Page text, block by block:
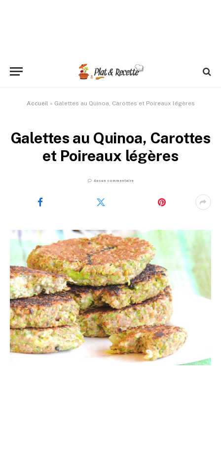
Accueil » Galettes au Quinoa, Carottes et Poireaux légères
Galettes au Quinoa, Carottes
et Poireaux légères
Aucun commentaire